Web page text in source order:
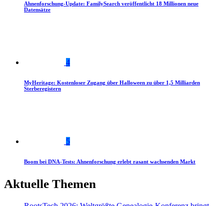
Ahnenforschung-Update: FamilySearch veröffentlicht 18 Millionen neue
Datensätze
4
MyHeritage: Kostenloser Zugang über Halloween zu über 1,5 Milliarden
Sterberegistern
5
Boom bei DNA-Tests: Ahnenforschung erlebt rasant wachsenden Markt
Aktuelle Themen